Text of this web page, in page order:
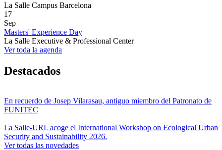
La Salle Campus Barcelona
17
Sep
Masters' Experience Day
La Salle Executive & Professional Center
Ver toda la agenda
Destacados
En recuerdo de Josep Vilarasau, antiguo miembro del Patronato de
FUNITEC
La Salle-URL acoge el International Workshop on Ecological Urban
Security and Sustainability 2026.
Ver todas las novedades